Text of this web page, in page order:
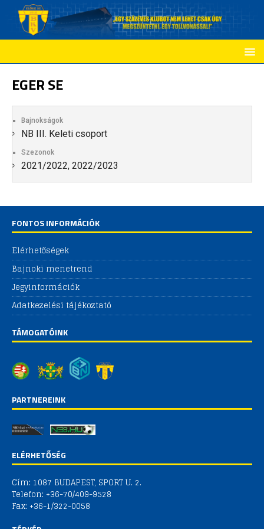
EGER SE
Bajnokságok
NB III. Keleti csoport
Szezonok
2021/2022, 2022/2023
FONTOS INFORMÁCIÓK
Elérhetőségek
Bajnoki menetrend
Jegyinformációk
Adatkezelési tájékoztató
TÁMOGATÓINK
PARTNEREINK
ELÉRHETŐSÉG
Cím: 1087 BUDAPEST, SPORT U. 2.
Telefon: +36-70/409-9528
Fax: +36-1/322-0058